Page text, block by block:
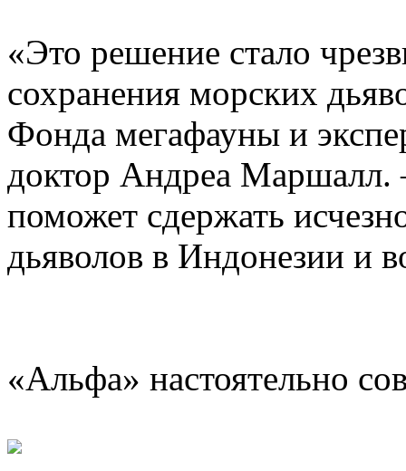
«Это решение стало
сохранения морских
Фонда мегафауны и
доктор Андреа Маршалл.
поможет сдержать
дьяволов в Индонезии и
«Альфа» настоятельно